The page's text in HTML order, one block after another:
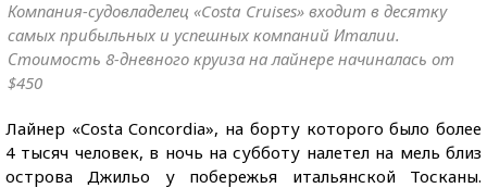
Компания-судовладелец «Costa Cruises» входит в десятку
самых прибыльных и успешных компаний Италии.
Стоимость 8-дневного круиза на лайнере начиналась от
$450
Лайнер «Costa Concordia», на борту которого было более
4 тысяч человек, в ночь на субботу налетел на мель близ
острова Джильо у побережья итальянской Тосканы.